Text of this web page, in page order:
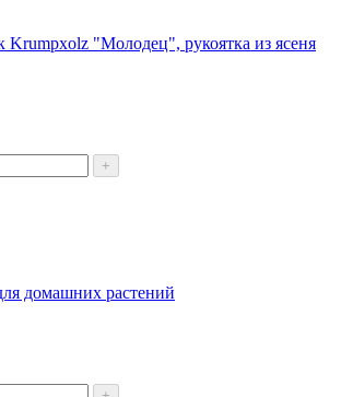
Krumpxolz "Молодец", рукоятка из ясеня
+
домашних растений